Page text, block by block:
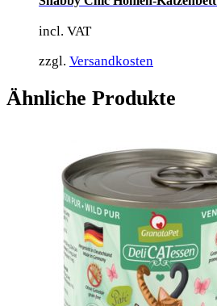
incl. VAT
zzgl. Versandkosten
Ähnliche Produkte